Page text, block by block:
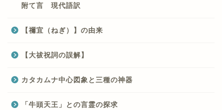
附て言 現代語訳
【禰宜（ねぎ）】の由来
【大祓祝詞の誤解】
カタカムナ中心図象と三種の神器
「牛頭天王」との言霊の探求